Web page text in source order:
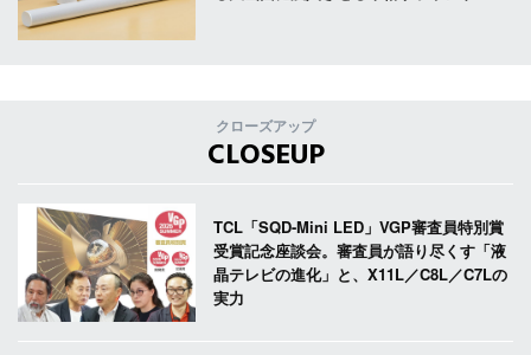
クローズアップ
CLOSEUP
TCL「SQD-Mini LED」VGP審査員特別賞
受賞記念座談会。審査員が語り尽くす「液
晶テレビの進化」と、X11L／C8L／C7Lの
実力